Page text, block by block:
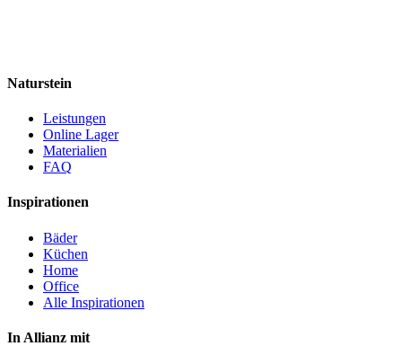
Naturstein
Leistungen
Online Lager
Materialien
FAQ
Inspirationen
Bäder
Küchen
Home
Office
Alle Inspirationen
In Allianz mit